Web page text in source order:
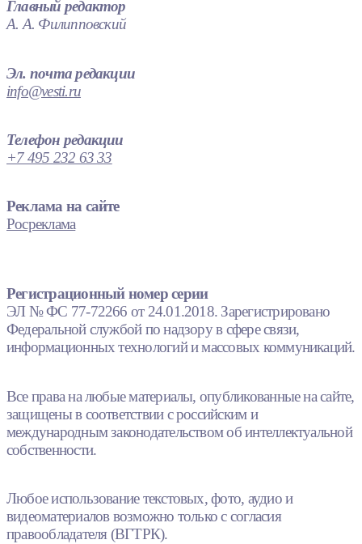
Главный редактор
А. А. Филипповский
Эл. почта редакции
info@vesti.ru
Телефон редакции
+7 495 232 63 33
Реклама на сайте
Росреклама
Регистрационный номер серии
ЭЛ № ФС 77-72266 от 24.01.2018. Зарегистрировано
Федеральной службой по надзору в сфере связи,
информационных технологий и массовых коммуникаций.
Все права на любые материалы, опубликованные на сайте,
защищены в соответствии с российским и
международным законодательством об интеллектуальной
собственности.
Любое использование текстовых, фото, аудио и
видеоматериалов возможно только с согласия
правообладателя (ВГТРК).